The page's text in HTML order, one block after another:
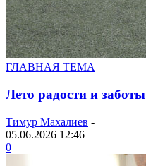
ГЛАВНАЯ ТЕМА
Лето радости и заботы
Тимур Махалиев -
05.06.2026 12:46
0